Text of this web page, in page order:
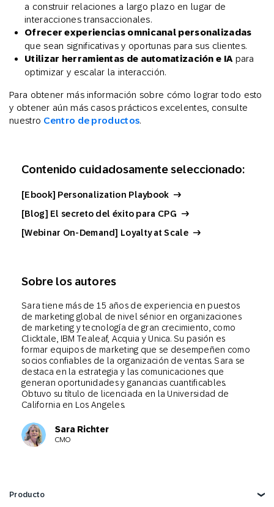
a construir relaciones a largo plazo en lugar de
interacciones transaccionales.
Ofrecer experiencias omnicanal personalizadas
que sean significativas y oportunas para sus clientes.
Utilizar herramientas de automatización e IA para
optimizar y escalar la interacción.
Para obtener más información sobre cómo lograr todo esto
y obtener aún más casos prácticos excelentes, consulte
nuestro Centro de productos.
Contenido cuidadosamente seleccionado:
[Ebook] Personalization Playbook
[Blog] El secreto del éxito para CPG
[Webinar On-Demand] Loyalty at Scale
Sobre los autores
Sara tiene más de 15 años de experiencia en puestos
de marketing global de nivel sénior en organizaciones
de marketing y tecnología de gran crecimiento, como
Clicktale, IBM Tealeaf, Acquia y Unica. Su pasión es
formar equipos de marketing que se desempeñen como
socios confiables de la organización de ventas. Sara se
destaca en la estrategia y las comunicaciones que
generan oportunidades y ganancias cuantificables.
Obtuvo su título de licenciada en la Universidad de
California en Los Angeles.
Sara Richter
CMO
Producto